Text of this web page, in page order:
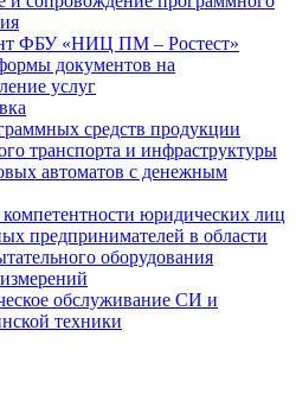
ФБУ «НИЦ ПМ – Ростест»
документов на
услуг
средств продукции
транспорта и инфраструктуры
автоматов с денежным
юридических лиц
предпринимателей в области
оборудования
обслуживание СИ и
техники